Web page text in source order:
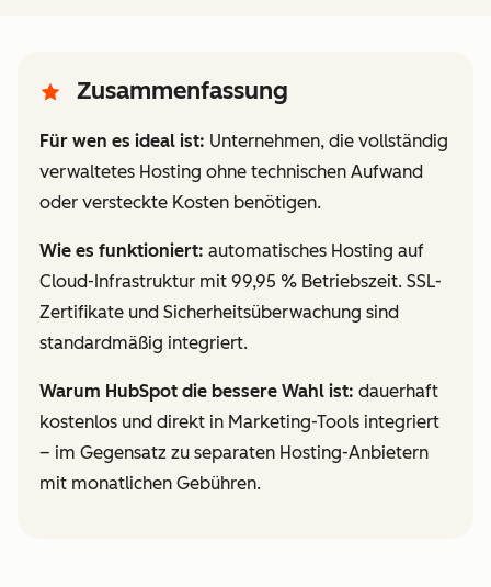
Zusammenfassung
Für wen es ideal ist: Unternehmen, die vollständig
verwaltetes Hosting ohne technischen Aufwand
oder versteckte Kosten benötigen.
Wie es funktioniert: automatisches Hosting auf
Cloud-Infrastruktur mit 99,95 % Betriebszeit. SSL-
Zertifikate und Sicherheitsüberwachung sind
standardmäßig integriert.
Warum HubSpot die bessere Wahl ist: dauerhaft
kostenlos und direkt in Marketing-Tools integriert
– im Gegensatz zu separaten Hosting-Anbietern
mit monatlichen Gebühren.